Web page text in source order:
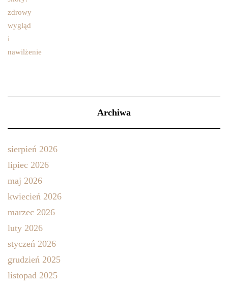
Archiwa
sierpień 2026
lipiec 2026
maj 2026
kwiecień 2026
marzec 2026
luty 2026
styczeń 2026
grudzień 2025
listopad 2025